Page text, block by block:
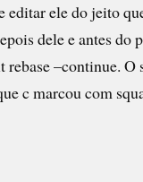
editar ele do jeito
dele e antes do
–continue. O
c marcou com